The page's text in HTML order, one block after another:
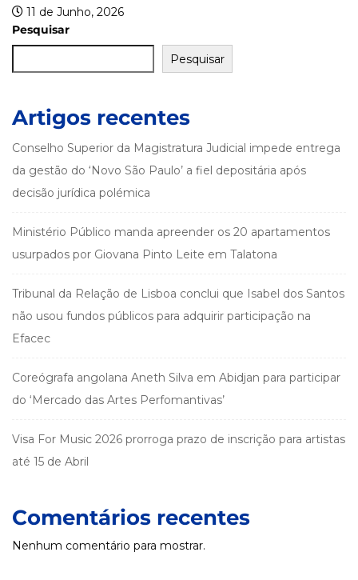
Pesquisar
Pesquisar
Artigos recentes
Conselho Superior da Magistratura Judicial impede entrega
da gestão do ‘Novo São Paulo’ a fiel depositária após
decisão jurídica polémica
Ministério Público manda apreender os 20 apartamentos
usurpados por Giovana Pinto Leite em Talatona
Tribunal da Relação de Lisboa conclui que Isabel dos Santos
não usou fundos públicos para adquirir participação na
Efacec
Coreógrafa angolana Aneth Silva em Abidjan para participar
do ‘Mercado das Artes Perfomantivas’
Visa For Music 2026 prorroga prazo de inscrição para artistas
até 15 de Abril
Comentários recentes
Nenhum comentário para mostrar.